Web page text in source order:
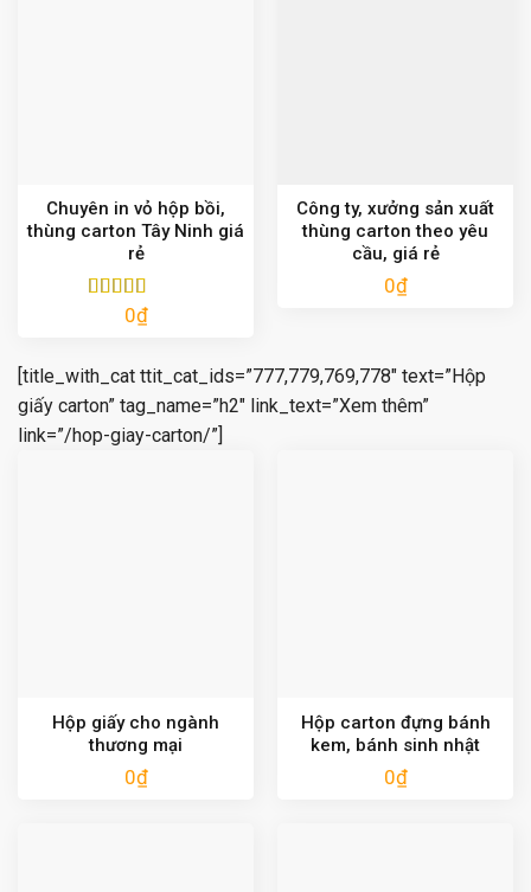
Chuyên in vỏ hộp bồi,
thùng carton Tây Ninh giá
rẻ
Được xếp
0₫
Công ty, xưởng sản xuất
thùng carton theo yêu
cầu, giá rẻ
0₫
[title_with_cat ttit_cat_ids=”777,779,769,778″ text=”Hộp
giấy carton” tag_name=”h2″ link_text=”Xem thêm”
link=”/hop-giay-carton/”]
Hộp giấy cho ngành
thương mại
0₫
Hộp carton đựng bánh
kem, bánh sinh nhật
0₫